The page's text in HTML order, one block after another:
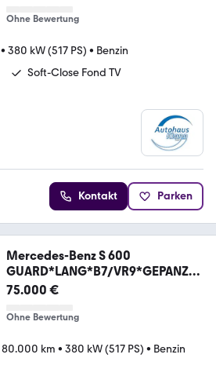
Ohne Bewertung
• 380 kW (517 PS) • Benzin
Soft-Close Fond TV
Kontakt Parken
Mercedes-Benz S 600
GUARD*LANG*B7/VR9*GEPANZER
T*ARMORED*BULLET
75.000 €
Ohne Bewertung
80.000 km • 380 kW (517 PS) • Benzin